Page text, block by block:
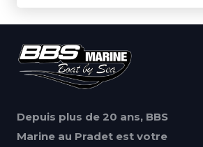
Depuis plus de 20 ans, BBS
Marine au Pradet est votre